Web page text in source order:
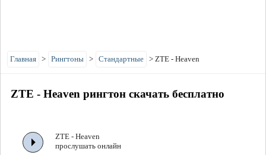
Главная > Рингтоны > Стандартные > ZTE - Heaven
ZTE - Heaven рингтон скачать бесплатно
ZTE - Heaven
прослушать онлайн